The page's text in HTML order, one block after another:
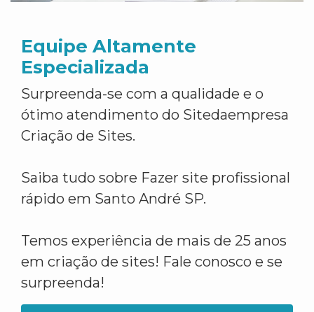
Equipe Altamente
Especializada
Surpreenda-se com a qualidade e o
ótimo atendimento do Sitedaempresa
Criação de Sites.
Saiba tudo sobre Fazer site profissional
rápido em Santo André SP.
Temos experiência de mais de 25 anos
em criação de sites! Fale conosco e se
surpreenda!